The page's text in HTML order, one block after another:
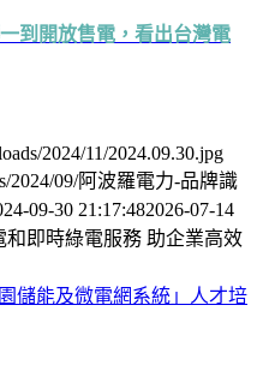
到開放售電，看出台灣電
2024/11/2024.09.30.jpg
2024/09/阿波羅電力-品牌識
09-30 21:17:482026-07-14
和即時綠電服務 助企業高效